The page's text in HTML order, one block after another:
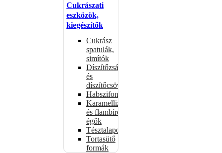
Cukrászati
eszközök,
kiegészítők
Cukrász
spatulák,
simítók
Díszítőzsákok
és
díszítőcsövek
Habszifonok
Karamellizáló
és flambírozó
égők
Tésztalapok
Tortasütő
formák